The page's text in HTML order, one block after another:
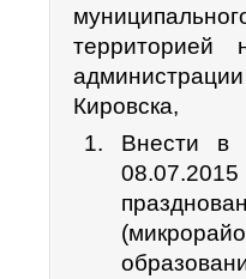
территорией
Кировска,
Внести в